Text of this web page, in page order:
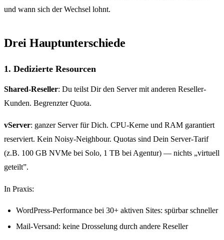
und wann sich der Wechsel lohnt.
Drei Hauptunterschiede
1. Dedizierte Resourcen
Shared-Reseller: Du teilst Dir den Server mit anderen Reseller-
Kunden. Begrenzter Quota.
vServer: ganzer Server für Dich. CPU-Kerne und RAM garantiert
reserviert. Kein Noisy-Neighbour. Quotas sind Dein Server-Tarif
(z.B. 100 GB NVMe bei Solo, 1 TB bei Agentur) — nichts „virtuell
geteilt”.
In Praxis:
WordPress-Performance bei 30+ aktiven Sites: spürbar schneller
Mail-Versand: keine Drosselung durch andere Reseller